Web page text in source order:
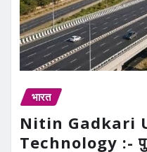
भारत
Nitin Gadkari
Technology :-